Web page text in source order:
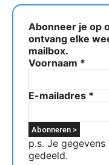
Abonneer je op
ontvang elke
mailbox.
Voornaam *
E-mailadres *
p.s. Je
gedeeld.